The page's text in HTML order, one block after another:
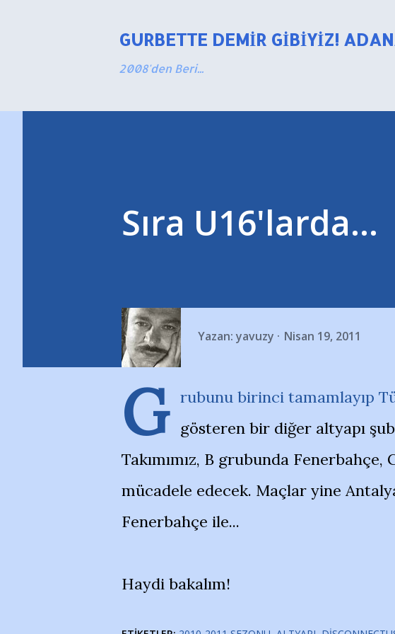
GURBETTE DEMIR GIBIYIZ!
2008'den Beri...
Sıra U16'larda...
Yazan: yavuzy Nisan 19, 2011
G rubunu birinci tamamlayıp
gösteren bir diğer altyapı
Takımımız, B grubunda
mücadele edecek. Maçlar yine
Fenerbahçe ile...
Haydi bakalım!